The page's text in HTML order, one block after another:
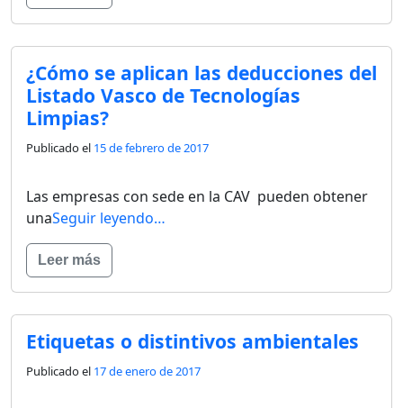
¿Cómo se aplican las deducciones del
Listado Vasco de Tecnologías
Limpias?
Publicado el 15 de febrero de 2017
Las empresas con sede en la CAV pueden obtener
unaSeguir leyendo…
Leer más
Etiquetas o distintivos ambientales
Publicado el 17 de enero de 2017